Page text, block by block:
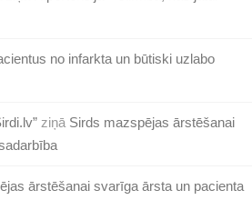
no infarkta un būtiski uzlabo
ziņā Sirds mazspējas ārstēšanai
ārstēšanai svarīga ārsta un pacienta